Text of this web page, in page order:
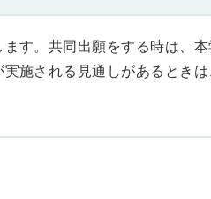
す。共同出願をする時は、
施される見通しがあるときは